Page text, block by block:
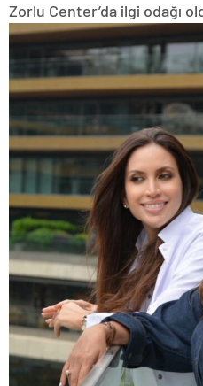
Zorlu Center’da ilgi odağı